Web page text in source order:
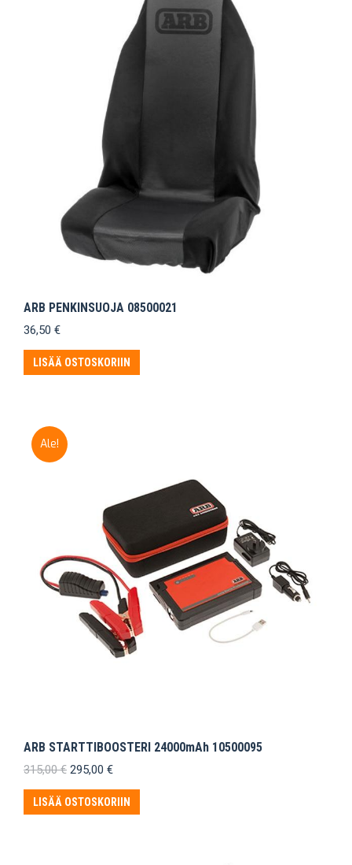
ARB PENKINSUOJA 08500021
36,50 €
LISÄÄ OSTOSKORIIN
Ale!
ARB STARTTIBOOSTERI 24000mAh 10500095
315,00€ Alkuperäinen
oli:
315,00 €.
295,00 €Nykyinen
on:
295,00 €.
LISÄÄ OSTOSKORIIN